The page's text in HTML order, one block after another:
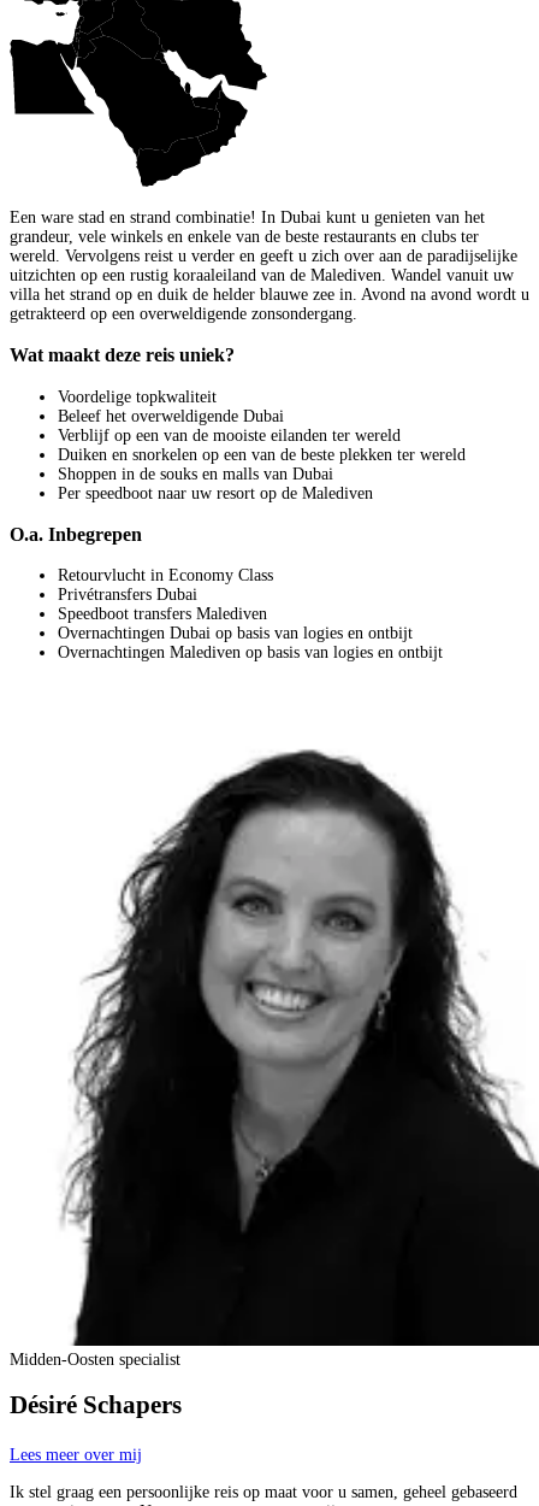
Een ware stad en strand combinatie! In Dubai kunt u genieten van het
grandeur, vele winkels en enkele van de beste restaurants en clubs ter
wereld. Vervolgens reist u verder en geeft u zich over aan de paradijselijke
uitzichten op een rustig koraaleiland van de Malediven. Wandel vanuit uw
villa het strand op en duik de helder blauwe zee in. Avond na avond wordt u
getrakteerd op een overweldigende zonsondergang.
Wat maakt deze reis uniek?
Voordelige topkwaliteit
Beleef het overweldigende Dubai
Verblijf op een van de mooiste eilanden ter wereld
Duiken en snorkelen op een van de beste plekken ter wereld
Shoppen in de souks en malls van Dubai
Per speedboot naar uw resort op de Malediven
O.a. Inbegrepen
Retourvlucht in Economy Class
Privétransfers Dubai
Speedboot transfers Malediven
Overnachtingen Dubai op basis van logies en ontbijt
Overnachtingen Malediven op basis van logies en ontbijt
Midden-Oosten specialist
Désiré Schapers
Lees meer over mij
Ik stel graag een persoonlijke reis op maat voor u samen, geheel gebaseerd